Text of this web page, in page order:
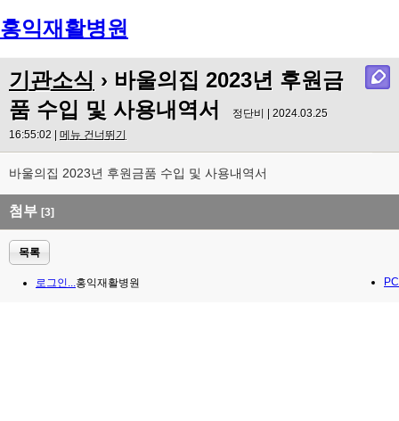
홍익재활병원
Menu
기관소식 › 바울의집 2023년 후원금
품 수입 및 사용내역서
정단비 | 2024.03.25
16:55:02 | 메뉴 건너뛰기
바울의집 2023년 후원금품 수입 및 사용내역서
첨부 [3]
목록
로그인... PC
홍익재활병원